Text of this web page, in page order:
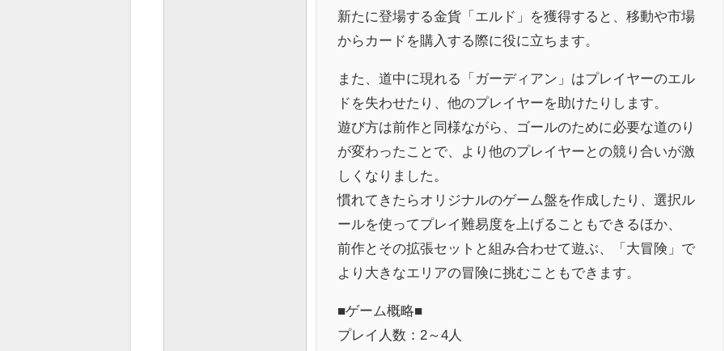
新たに登場する金貨「エルド」を獲得すると、移動や市場
からカードを購入する際に役に立ちます。
また、道中に現れる「ガーディアン」はプレイヤーのエル
ドを失わせたり、他のプレイヤーを助けたりします。
遊び方は前作と同様ながら、ゴールのために必要な道のり
が変わったことで、より他のプレイヤーとの競り合いが激
しくなりました。
慣れてきたらオリジナルのゲーム盤を作成したり、選択ル
ールを使ってプレイ難易度を上げることもできるほか、
前作とその拡張セットと組み合わせて遊ぶ、「大冒険」で
より大きなエリアの冒険に挑むこともできます。
■ゲーム概略■
プレイ人数：2～4人